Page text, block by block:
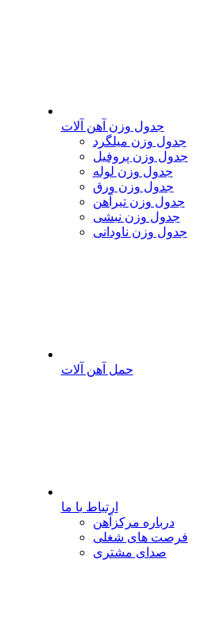
جدول وزن آهن آلات
جدول وزن میلگرد
جدول وزن پروفیل
جدول وزن لوله
جدول وزن ورق
جدول وزن تیرآهن
جدول وزن نبشی
جدول وزن ناودانی
حمل آهن آلات
ارتباط با ما
درباره مرکزآهن
فرصت های شغلی
صدای مشتری